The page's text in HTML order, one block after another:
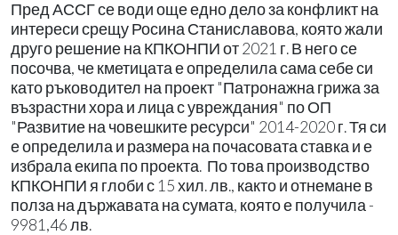
Пред АССГ се води още едно дело за конфликт на
интереси срещу Росина Станиславова, която жали
друго решение на КПКОНПИ от 2021 г. В него се
посочва, че кметицата е определила сама себе си
като ръководител на проект "Патронажна грижа за
възрастни хора и лица с увреждания" по ОП
"Развитие на човешките ресурси" 2014-2020 г. Тя си
е определила и размера на почасовата ставка и е
избрала екипа по проекта. По това производство
КПКОНПИ я глоби с 15 хил. лв., както и отнемане в
полза на държавата на сумата, която е получила -
9981,46 лв.